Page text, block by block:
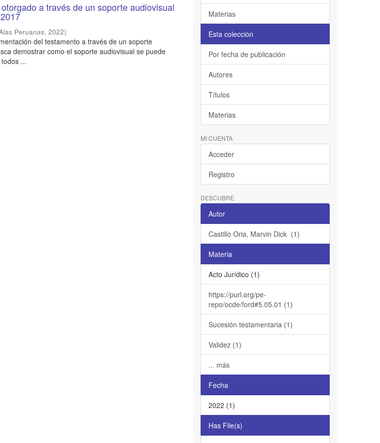
a través de un soporte audiovisual
Peruanas,2022)
del testamento a través de un soporte
demostrar como el soporte audiovisual se puede
...
Materias
Esta colección
Por fecha de publicación
Autores
Títulos
Materias
MI CUENTA
Acceder
Registro
DESCUBRE
Autor
Castillo Oria, Marvin Dick (1)
Materia
Acto Jurídico (1)
https://purl.org/pe-
repo/ocde/ford#5.05.01 (1)
Sucesión testamentaria (1)
Validez (1)
... más
Fecha
2022 (1)
Has File(s)